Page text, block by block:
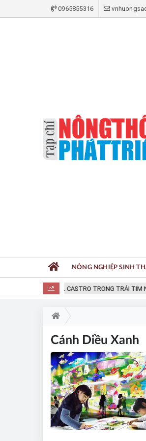
0965855316
FIDEL CASTRO TRONG TRÁI TIM
NÔNG NGHIỆP SINH
Cánh Diều Xanh